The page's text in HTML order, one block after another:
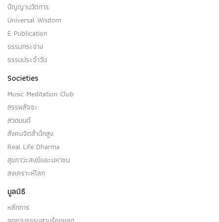
ปัญญานวัตการ
Universal Wisdom
E Publication
ธรรมกระจ่าง
ธรรมประจำวัน
Societies
Music Meditation Club
สรรพสัจจะ
สวดมนต์
สังคมจิตสำนึกสูง
Real Life Dharma
สุขภาวะสงฆ์และมหาชน
สงเคราะห์โลก
มูลนิธิ
หลักการ